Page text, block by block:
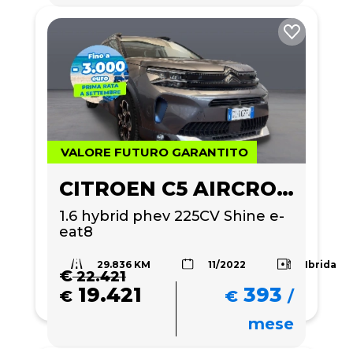
VALORE FUTURO GARANTITO
CITROEN C5 AIRCROSS
1.6 hybrid phev 225CV Shine e-
eat8
29.836 KM 11/2022 Ibrida
€22.421
€ 19.421 € 393 /
mese